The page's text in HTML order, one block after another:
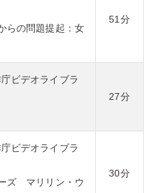
の問題提起：女
51分
ビデオライブラ
27分
ビデオライブラ
ズ マリリン・ウ
30分